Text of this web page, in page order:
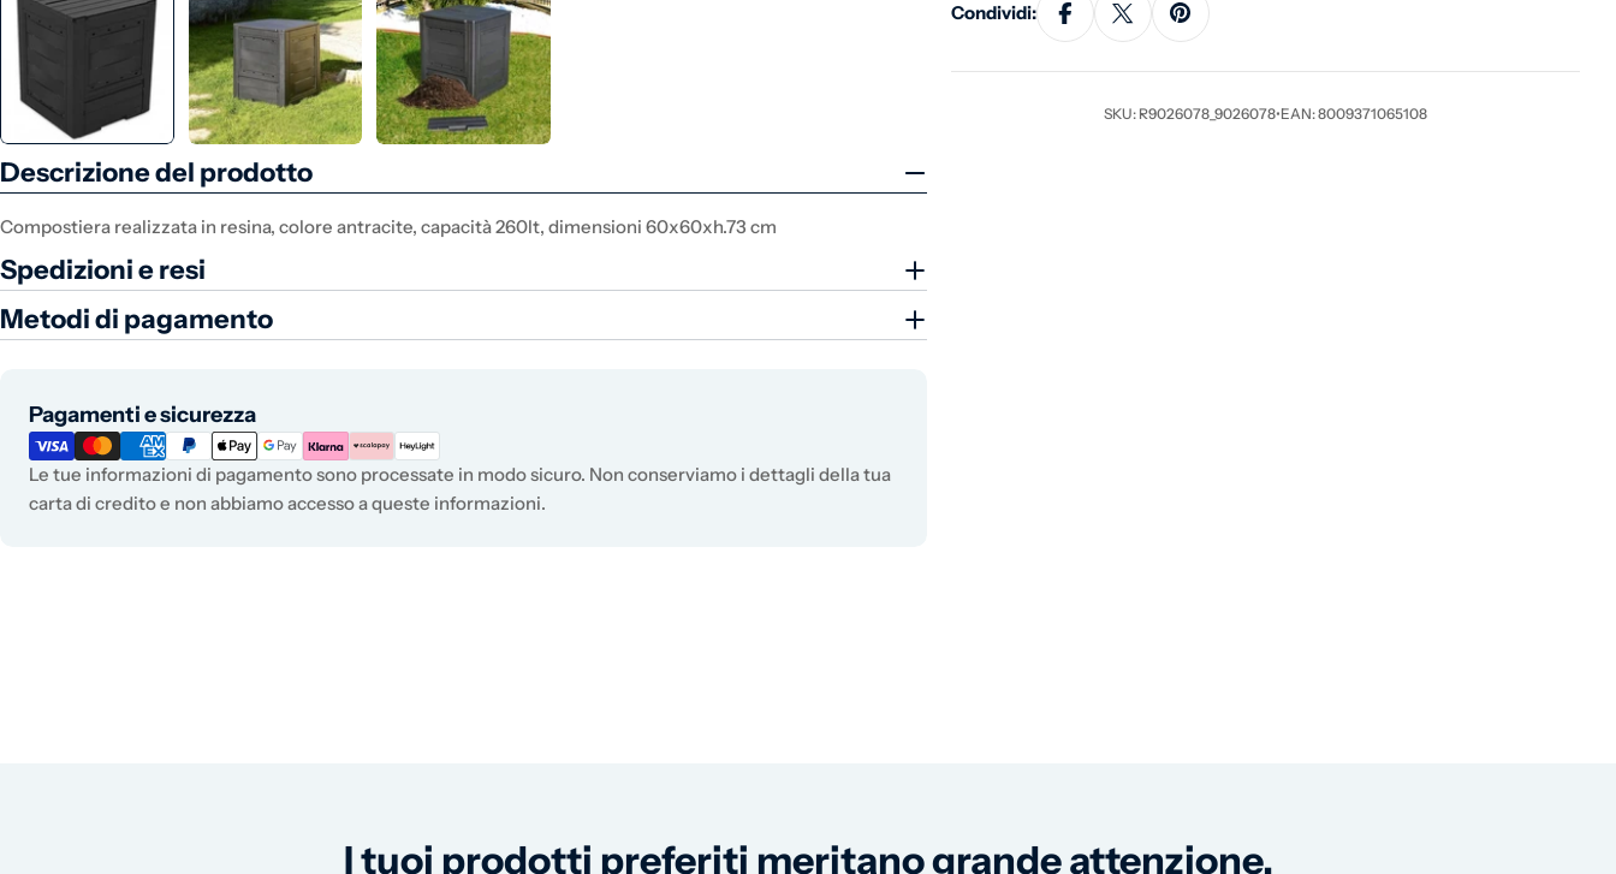
Descrizione del prodotto
Compostiera realizzata in resina, colore antracite, capacità 260lt, dimensioni 60x60xh.73 cm
Spedizioni e resi
Metodi di pagamento
Pagamenti e sicurezza
Metodi di pagamento
Le tue informazioni di pagamento sono processate in modo sicuro. Non conserviamo i dettagli della tua
carta di credito e non abbiamo accesso a queste informazioni.
Condividi:
SKU: R9026078_9026078•EAN: 8009371065108
I tuoi prodotti preferiti meritano grande attenzione.